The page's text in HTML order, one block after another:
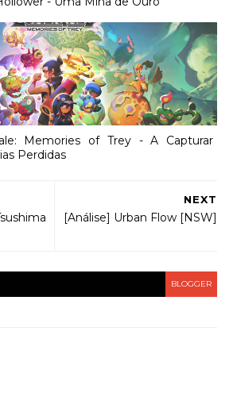
Memories of Trey - A Capturar
Perdidas
NEXT
[Análise] Urban Flow [NSW]
BLOGGER